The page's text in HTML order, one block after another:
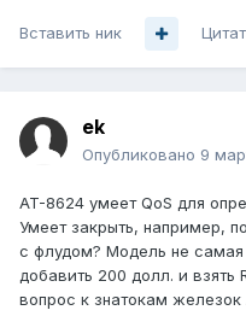
Вставить ник
ek
Опубликовано 9
AT-8624 умеет QoS для
Умеет закрыть, например,
с флудом? Модель не самая
добавить 200 долл. и взять
вопрос к знатокам